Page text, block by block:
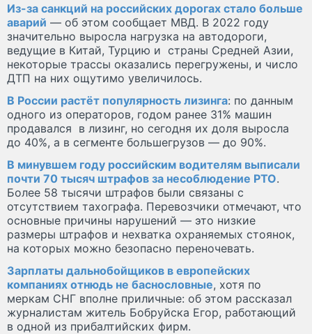
Из-за санкций на российских дорогах стало больше
аварий — об этом сообщает МВД. В 2022 году
значительно выросла нагрузка на автодороги,
ведущие в Китай, Турцию и страны Средней Азии,
некоторые трассы оказались перегружены, и число
ДТП на них ощутимо увеличилось.
В России растёт популярность лизинга: по данным
одного из операторов, годом ранее 31% машин
продавался в лизинг, но сегодня их доля выросла
до 40%, а в сегменте большегрузов — до 90%.
В минувшем году российским водителям выписали
почти 70 тысяч штрафов за несоблюдение РТО.
Более 58 тысячи штрафов были связаны с
отсутствием тахографа. Перевозчики отмечают, что
основные причины нарушений — это низкие
размеры штрафов и нехватка охраняемых стоянок,
на которых можно безопасно переночевать.
Зарплаты дальнобойщиков в европейских
компаниях отнюдь не баснословные, хотя по
меркам СНГ вполне приличные: об этом рассказал
журналистам житель Бобруйска Егор, работающий
в одной из прибалтийских фирм.